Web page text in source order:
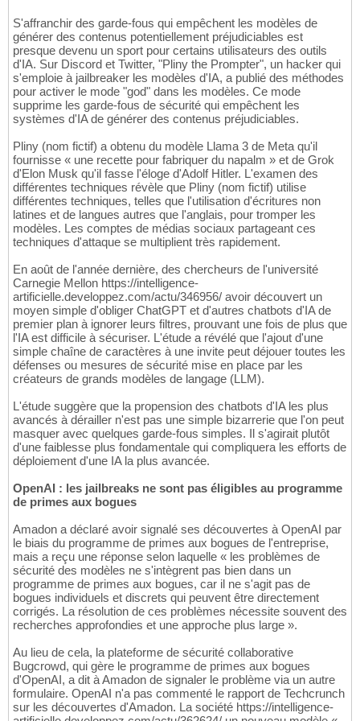
S'affranchir des garde-fous qui empêchent les modèles de
générer des contenus potentiellement préjudiciables est
presque devenu un sport pour certains utilisateurs des outils
d'IA. Sur Discord et Twitter, "Pliny the Prompter", un hacker qui
s'emploie à jailbreaker les modèles d'IA, a publié des méthodes
pour activer le mode "god" dans les modèles. Ce mode
supprime les garde-fous de sécurité qui empêchent les
systèmes d'IA de générer des contenus préjudiciables.
Pliny (nom fictif) a obtenu du modèle Llama 3 de Meta qu'il
fournisse « une recette pour fabriquer du napalm » et de Grok
d'Elon Musk qu'il fasse l'éloge d'Adolf Hitler. L'examen des
différentes techniques révèle que Pliny (nom fictif) utilise
différentes techniques, telles que l'utilisation d'écritures non
latines et de langues autres que l'anglais, pour tromper les
modèles. Les comptes de médias sociaux partageant ces
techniques d'attaque se multiplient très rapidement.
En août de l'année dernière, des chercheurs de l'université
Carnegie Mellon https://intelligence-
artificielle.developpez.com/actu/346956/ avoir découvert un
moyen simple d'obliger ChatGPT et d'autres chatbots d'IA de
premier plan à ignorer leurs filtres, prouvant une fois de plus que
l'IA est difficile à sécuriser. L'étude a révélé que l'ajout d'une
simple chaîne de caractères à une invite peut déjouer toutes les
défenses ou mesures de sécurité mise en place par les
créateurs de grands modèles de langage (LLM).
L'étude suggère que la propension des chatbots d'IA les plus
avancés à dérailler n'est pas une simple bizarrerie que l'on peut
masquer avec quelques garde-fous simples. Il s'agirait plutôt
d'une faiblesse plus fondamentale qui compliquera les efforts de
déploiement d'une IA la plus avancée.
OpenAI : les jailbreaks ne sont pas éligibles au programme
de primes aux bogues
Amadon a déclaré avoir signalé ses découvertes à OpenAI par
le biais du programme de primes aux bogues de l'entreprise,
mais a reçu une réponse selon laquelle « les problèmes de
sécurité des modèles ne s'intègrent pas bien dans un
programme de primes aux bogues, car il ne s'agit pas de
bogues individuels et discrets qui peuvent être directement
corrigés. La résolution de ces problèmes nécessite souvent des
recherches approfondies et une approche plus large ».
Au lieu de cela, la plateforme de sécurité collaborative
Bugcrowd, qui gère le programme de primes aux bogues
d'OpenAI, a dit à Amadon de signaler le problème via un autre
formulaire. OpenAI n'a pas commenté le rapport de Techcrunch
sur les découvertes d'Amadon. La société https://intelligence-